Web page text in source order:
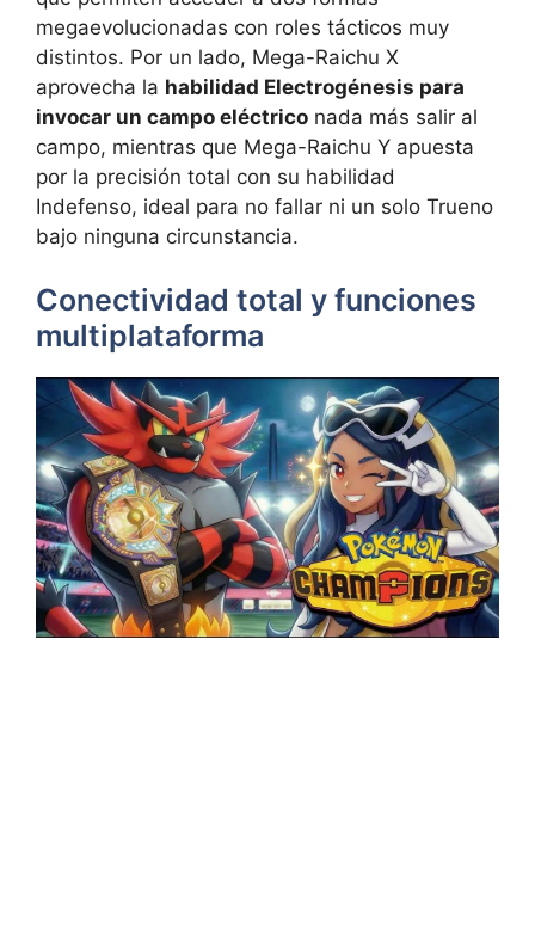
megaevolucionadas con roles tácticos muy
distintos. Por un lado, Mega-Raichu X
aprovecha la habilidad Electrogénesis para
invocar un campo eléctrico nada más salir al
campo, mientras que Mega-Raichu Y apuesta
por la precisión total con su habilidad
Indefenso, ideal para no fallar ni un solo Trueno
bajo ninguna circunstancia.
Conectividad total y funciones
multiplataforma